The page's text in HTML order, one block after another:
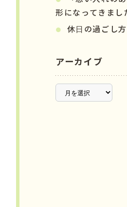
形になってきまし
休日の過ごし
アーカイブ
ー